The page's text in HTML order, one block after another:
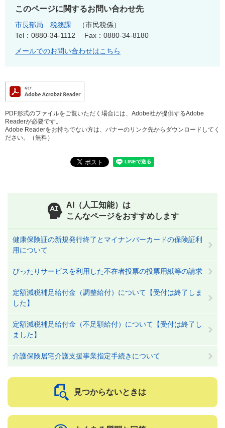
このページに関するお問い合わせ先
市長部局 税務課
市民税係
Tel：0880-34-1112
Fax：0880-34-8180
メールでのお問い合わせはこちら
PDF形式のファイルをご覧いただく場合には、Adobe社が提供するAdobe
Readerが必要です。
Adobe Readerをお持ちでない方は、バナーのリンク先からダウンロードしてく
ださい。（無料）
AI（人工知能）は
こんなページをおすすめします
健康保険証の新規発行終了とマイナンバーカードの保険証利
用について
ぴったりサービスを利用した不在者投票の投票用紙等の請求
定額減税補足給付金（調整給付）について【受付は終了しま
した】
定額減税補足給付金（不足額給付）について【受付は終了し
ました】
介護保険居宅介護支援事業指定手続きについて
見つからないときは